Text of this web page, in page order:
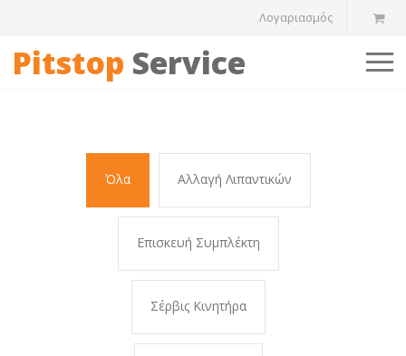
Λογαριασμός
Pitstop Service
Όλα Αλλαγή Λιπαντικών
Επισκευή Συμπλέκτη
Σέρβις Κινητήρα